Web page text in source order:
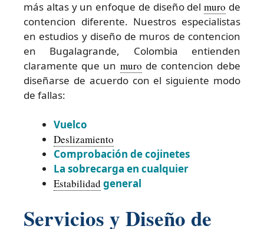
más altas y un enfoque de diseño delmuro de
contencion diferente. Nuestros especialistas
en estudios y diseño de muros de contencion
en Bugalagrande, Colombia entienden
claramente que un muro de contencion debe
diseñarse de acuerdo con el siguiente modo
de fallas:
Vuelco
Deslizamiento
Comprobación de cojinetes
La sobrecarga en cualquier
Estabilidad general
Servicios y Diseño de